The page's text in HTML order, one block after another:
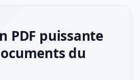
PDF puissante
du